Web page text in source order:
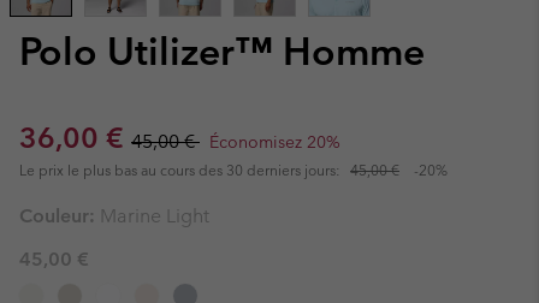
Polo Utilizer™ Homme
Sale price:
36,00 € Regular price:
45,00 € Économisez 20%
Le prix le plus bas au cours des 30 derniers jours: 45,00 € -20%
Couleur: Marine Light
45,00 €